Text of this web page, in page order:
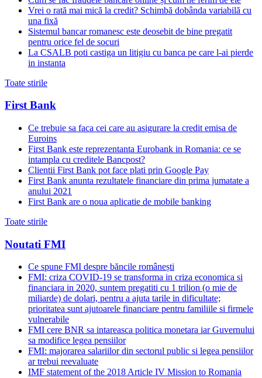
Vrei o rată mai mică la credit? Schimbă dobânda variabilă cu
una fixă
Sistemul bancar romanesc este deosebit de bine pregatit
pentru orice fel de socuri
La CSALB poti castiga un litigiu cu banca pe care l-ai pierde
in instanta
Toate stirile
First Bank
Ce trebuie sa faca cei care au asigurare la credit emisa de
Euroins
First Bank este reprezentanta Eurobank in Romania: ce se
intampla cu creditele Bancpost?
Clientii First Bank pot face plati prin Google Pay
First Bank anunta rezultatele financiare din prima jumatate a
anului 2021
First Bank are o noua aplicatie de mobile banking
Toate stirile
Noutati FMI
Ce spune FMI despre băncile românești
FMI: criza COVID-19 se transforma in criza economica si
financiara in 2020, suntem pregatiti cu 1 trilion (o mie de
miliarde) de dolari, pentru a ajuta tarile in dificultate;
prioritatea sunt ajutoarele financiare pentru familiile si firmele
vulnerabile
FMI cere BNR sa intareasca politica monetara iar Guvernului
sa modifice legea pensiilor
FMI: majorarea salariilor din sectorul public si legea pensiilor
ar trebui reevaluate
IMF statement of the 2018 Article IV Mission to Romania